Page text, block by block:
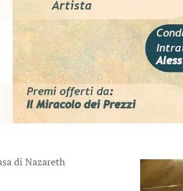
di Nazareth